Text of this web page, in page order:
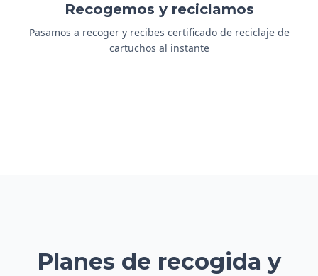
Recogemos y reciclamos
Pasamos a recoger y recibes certificado de reciclaje de
cartuchos al instante
Planes de recogida y